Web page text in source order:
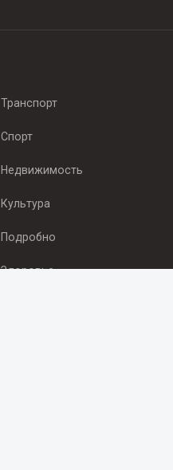
Транспорт
Спорт
Недвижимость
Культура
Подробно
Здоровье